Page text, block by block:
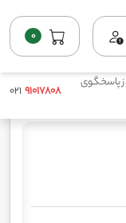
0
پاسخگوی
91017808
021
کود پتاسیم فیتومکس